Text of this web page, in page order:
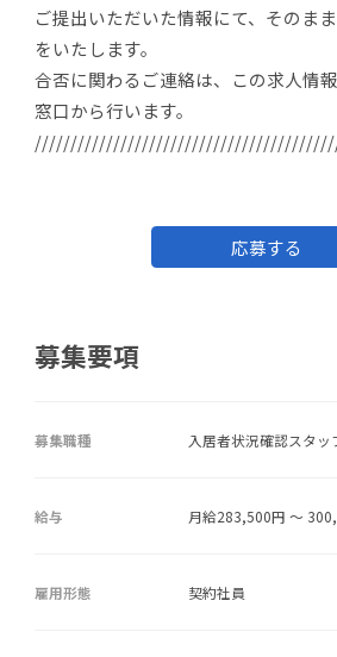
ご提出いただいた情報にて、そのま
をいたします。
合否に関わるご連絡は、この求人情
窓口から行います。
応募する
募集要項
募集職種 入居者状況確認スタッ
給与 月給283,500円 ～
雇用形態 契約社員